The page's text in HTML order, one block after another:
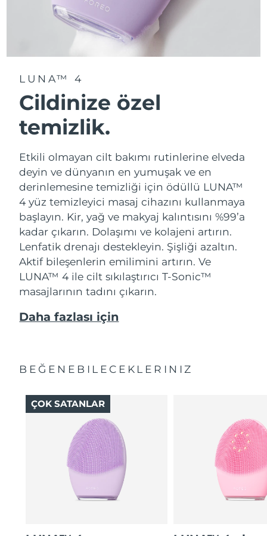
LUNA™ 4
Cildinize özel
temizlik.
Etkili olmayan cilt bakımı rutinlerine elveda
deyin ve dünyanın en yumuşak ve en
derinlemesine temizliği için ödüllü LUNA™
4 yüz temizleyici masaj cihazını kullanmaya
başlayın. Kir, yağ ve makyaj kalıntısını %99’a
kadar çıkarın. Dolaşımı ve kolajeni artırın.
Lenfatik drenajı destekleyin. Şişliği azaltın.
Aktif bileşenlerin emilimini artırın. Ve
LUNA™ 4 ile cilt sıkılaştırıcı T-Sonic™
masajlarının tadını çıkarın.
Daha fazlası için
BEĞENEBILECEKLERINIZ
ÇOK SATANLAR